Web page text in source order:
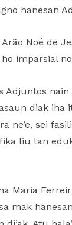
hanesan
Noé de
imparsial
Adjuntos
diak iha
ne’e, sei
liu tan
Maria
mak